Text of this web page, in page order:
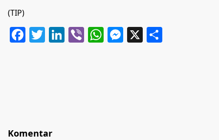
(TIP)
Facebook
Twitter
LinkedIn
ViberWhatsApp
Messenger
X
Komentar